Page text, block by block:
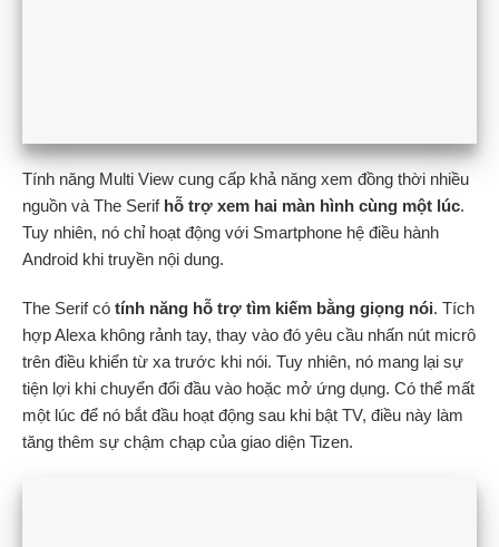
Tính năng Multi View cung cấp khả năng xem đồng thời nhiều
nguồn và The Serif hỗ trợ xem hai màn hình cùng một lúc.
Tuy nhiên, nó chỉ hoạt động với Smartphone hệ điều hành
Android khi truyền nội dung.
The Serif có tính năng hỗ trợ tìm kiếm bằng giọng nói. Tích
hợp Alexa không rảnh tay, thay vào đó yêu cầu nhấn nút micrô
trên điều khiển từ xa trước khi nói. Tuy nhiên, nó mang lại sự
tiện lợi khi chuyển đổi đầu vào hoặc mở ứng dụng. Có thể mất
một lúc để nó bắt đầu hoạt động sau khi bật TV, điều này làm
tăng thêm sự chậm chạp của giao diện Tizen.